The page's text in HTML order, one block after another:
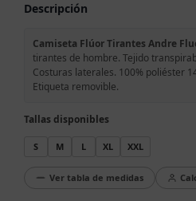
Descripción
Camiseta Flúor Tirantes Andre
tirantes de hombre. Tejido
Costuras laterales. 100% poliéster
Etiqueta removible.
Tallas disponibles
S M L XL XXL
Ver tabla de medidas